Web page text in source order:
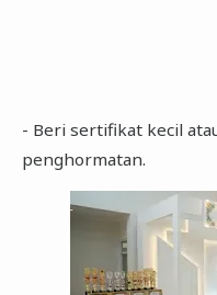
- Beri sertifikat kecil
penghormatan.